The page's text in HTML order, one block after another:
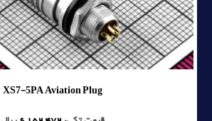
XS7-5PA Aviation Plug